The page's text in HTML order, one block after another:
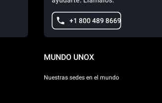
+1 800 489 8669
MUNDO UNOX
Nuestras sedes en el mundo